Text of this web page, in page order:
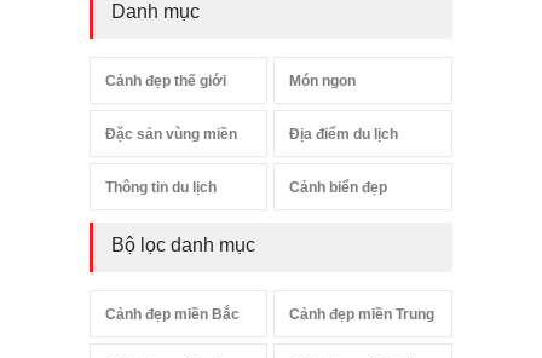
Danh mục
Cảnh đẹp thế giới Món ngon
Đặc sản vùng miền Địa điểm du lịch
Thông tin du lịch Cảnh biển đẹp
Bộ lọc danh mục
Cảnh đẹp miền Bắc Cảnh đẹp miền Trung